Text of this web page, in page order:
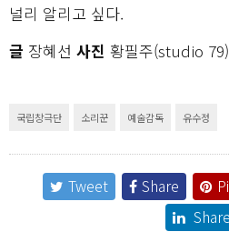
널리 알리고 싶다.
글 장혜선 사진 황필주(studio
국립창극단 소리꾼 예술감독 유수정
Tweet Share
Share